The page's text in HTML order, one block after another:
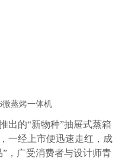
微蒸烤一体机
出的“新物种”抽屉式蒸箱
一经上市便迅速走红，成
，广受消费者与设计师青